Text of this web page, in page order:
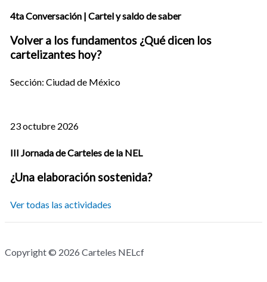
4ta Conversación | Cartel y saldo de saber
Volver a los fundamentos ¿Qué dicen los
cartelizantes hoy?
Sección: Ciudad de México
23 octubre 2026
III Jornada de Carteles de la NEL
¿Una elaboración sostenida?
Ver todas las actividades
Copyright © 2026 Carteles NELcf